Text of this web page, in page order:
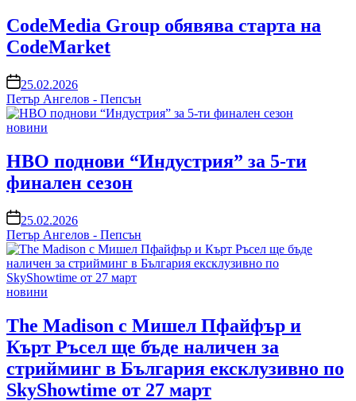
CodeMedia Group обявява старта на
CodeMarket
on 25.02.2026
Петър Ангелов - Пепсън
Posted
новини
HBO поднови “Индустрия” за 5-ти
финален сезон
on 25.02.2026
Петър Ангелов - Пепсън
Posted
новини
The Madison с Мишел Пфайфър и
Кърт Ръсел ще бъде наличен за
стрийминг в България ексклузивно по
SkyShowtime от 27 март